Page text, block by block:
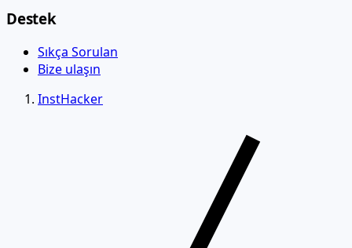
Destek
Sıkça Sorulan
Bize ulaşın
InstHacker